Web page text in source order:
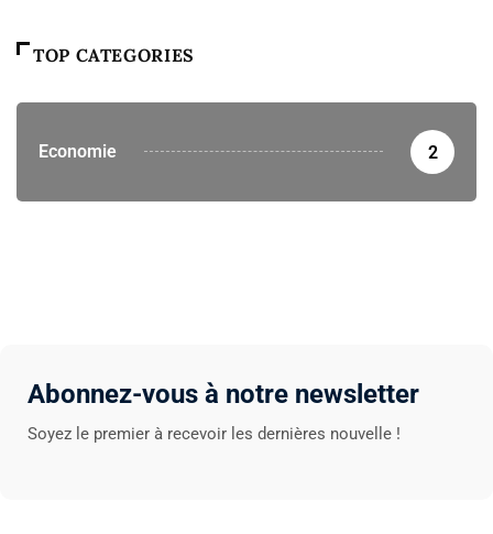
TOP CATEGORIES
Economie 2
Abonnez-vous à notre newsletter
Soyez le premier à recevoir les dernières nouvelle !